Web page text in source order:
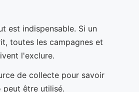
est indispensable. Si un
toutes les campagnes et
l'exclure.
de collecte pour savoir
peut être utilisé.